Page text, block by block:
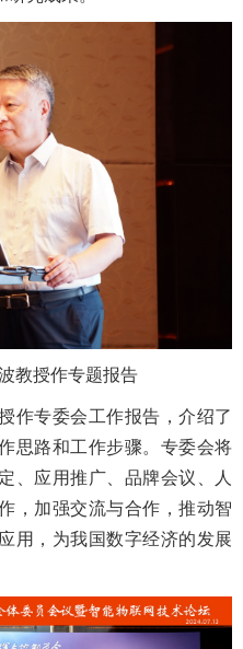
教授作专题报告
专委会工作报告，介绍了
思路和工作步骤。专委会将
、应用推广、品牌会议、人
，加强交流与合作，推动智
用，为我国数字经济的发展